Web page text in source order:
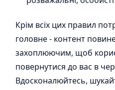
Крім всіх цих правил
головне - контент
захоплюючим, щоб
повернутися до вас в
Вдосконалюйтесь,